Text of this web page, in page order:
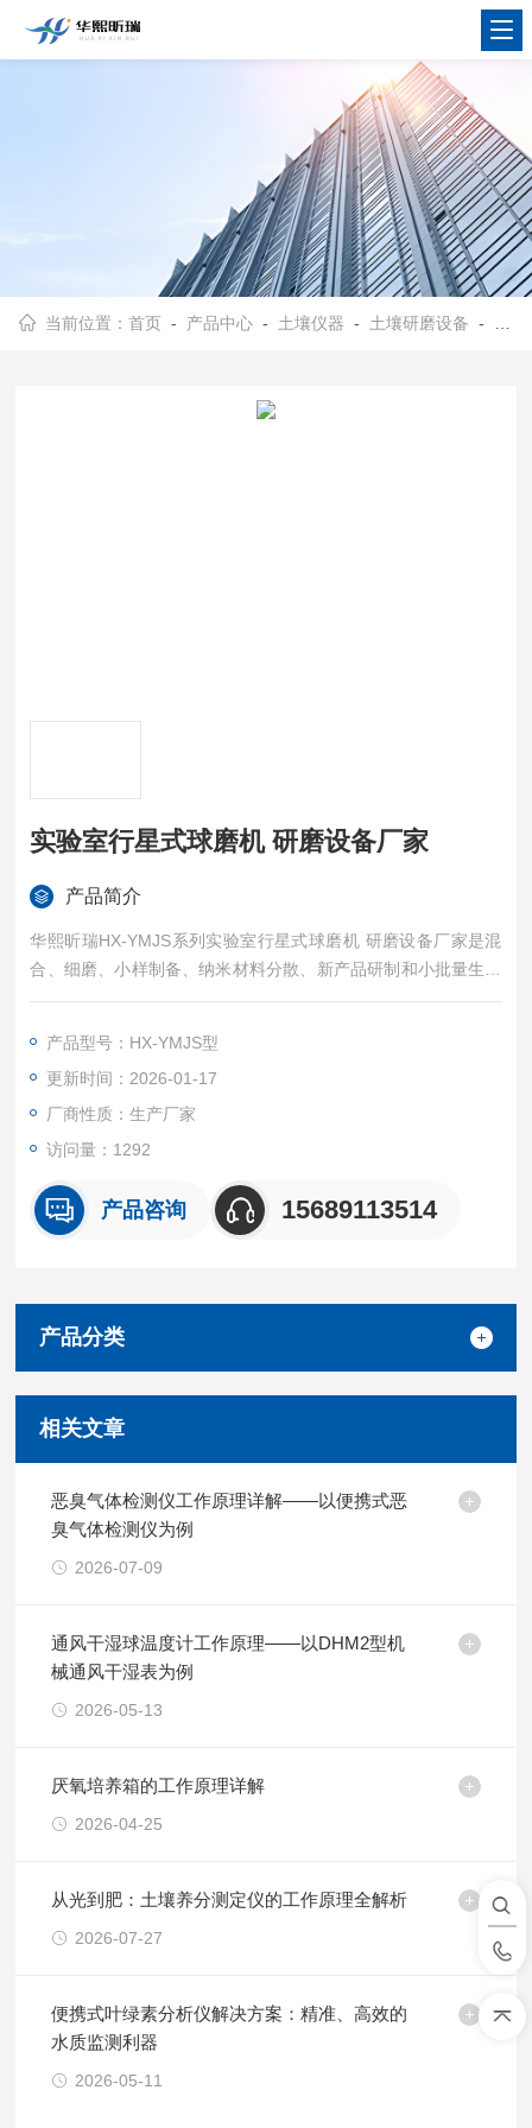
当前位置：首页 - 产品中心 - 土壤仪器 - 土壤研磨设备 - HX-YMJS型实验室行星式球磨机 研磨设备厂家
实验室行星式球磨机 研磨设备厂家
产品简介
华熙昕瑞HX-YMJS系列实验室行星式球磨机 研磨设备厂家是混
合、细磨、小样制备、纳米材料分散、新产品研制和小批量生产
技术材料的装置
产品型号：HX-YMJS型
更新时间：2026-01-17
厂商性质：生产厂家
访问量：1292
产品咨询 15689113514
产品分类
相关文章
恶臭气体检测仪工作原理详解——以便携式恶
臭气体检测仪为例
2026-07-09
通风干湿球温度计工作原理——以DHM2型机
械通风干湿表为例
2026-05-13
厌氧培养箱的工作原理详解
2026-04-25
从光到肥：土壤养分测定仪的工作原理全解析
2026-07-27
便携式叶绿素分析仪解决方案：精准、高效的
水质监测利器
2026-05-11